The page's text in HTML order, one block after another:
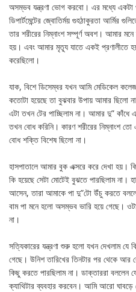
অসম্ভব যন্ত্রণা ভোগ করবো। এর মধ্যে একটা
ডিপার্টমেন্টের জ্বোতির্ময় গুহঠাকুরতা আর্মির
তার শরীরের নিম্নাংশ সম্পূর্ণ অবশ। আমার
হয়। এবং আমার মৃত্যূ যাতে একই প্রণালীতে হয়,
করেছিলো।
যাক, বিশে ডিসেম্বর যখন আমি মেডিকেল
কতোটা হয়েছে তা বুঝবার উপায় আমার ছিলো
এটা তখন টের পাচ্ছিলাম না। আমার দু”
তখন বোধ করিনি। কারণ শরীরের নিম্নাংশ
বোধ শক্তি বিশেষ ছিলো না।
হাসপাতালে আমার বুক এক্সরে করে দেখা হয়।
কি হয়েছে সেটা মোটেই বুঝতে পারছিলাম না।
আসেন, তারা আমাকে পা দু”টো উঁচু করতে
বাম পা মনে হলো অসম্ভব ভারি হয়ে গেছে।
না।
সত্যিকারের যন্ত্রণা শুরু হলো যখন দেখলাম
গেছে। উনিশ তারিখের তিনটার পর থেকে আর
কিছু করতে পারছিলাম না। ডাক্তাররা বললেন
ক্যাথিটার ব্যবহার করবেন। আমি আরো ঘাবড়ে